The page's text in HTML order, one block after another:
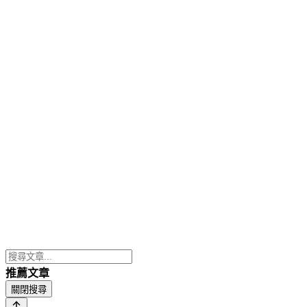
推薦文章
關閉搜尋